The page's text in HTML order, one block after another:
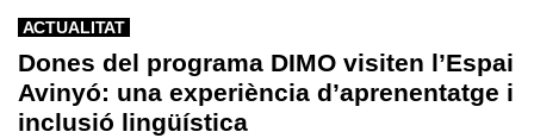
ACTUALITAT
Dones del programa DIMO visiten l’Espai
Avinyó: una experiència d’aprenentatge i
inclusió lingüística